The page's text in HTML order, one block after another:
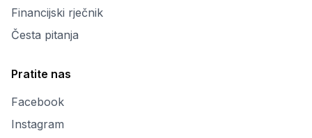
Financijski rječnik
Česta pitanja
Pratite nas
Facebook
Instagram